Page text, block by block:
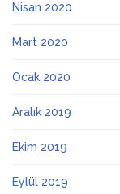
Nisan 2020
Mart 2020
Ocak 2020
Aralık 2019
Ekim 2019
Eylül 2019